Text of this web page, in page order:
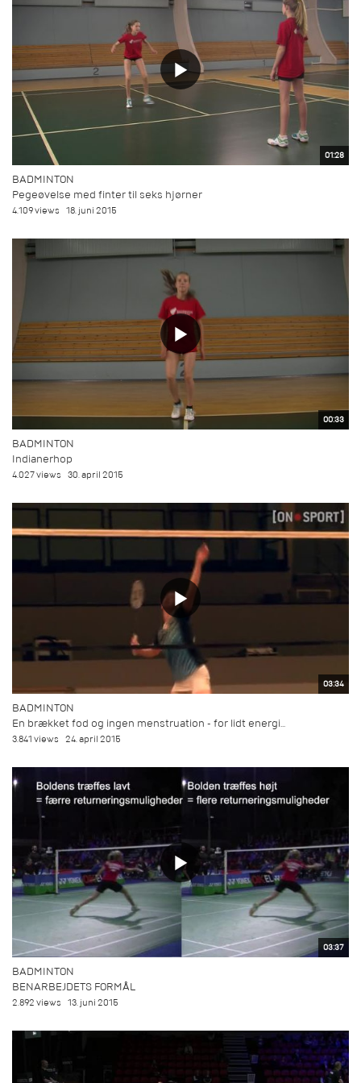
01:28
BADMINTON
Pegeøvelse med finter til seks hjørner
4.109 views 18. juni 2015
00:33
BADMINTON
Indianerhop
4.027 views 30. april 2015
03:34
BADMINTON
En brækket fod og ingen menstruation - for lidt energi...
3.841 views 24. april 2015
03:37
BADMINTON
BENARBEJDETS FORMÅL
2.892 views 13. juni 2015